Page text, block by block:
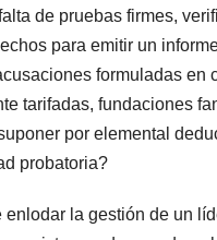
de pruebas firmes,
para emitir un
formuladas en
tarifadas, fundaciones
por elemental
probatoria?
enlodar la gestión de un